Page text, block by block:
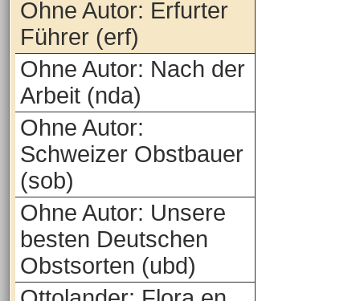
Ohne Autor: Erfurter
Führer (erf)
Ohne Autor: Nach der
Arbeit (nda)
Ohne Autor:
Schweizer Obstbauer
(sob)
Ohne Autor: Unsere
besten Deutschen
Obstsorten (ubd)